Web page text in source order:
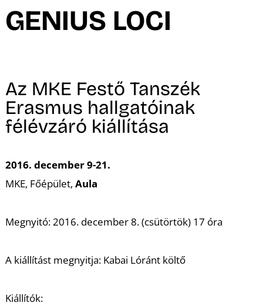
GENIUS LOCI
Az MKE Festő Tanszék
Erasmus hallgatóinak
félévzáró kiállítása
2016. december 9-21.
MKE, Főépület, Aula
Megnyitó: 2016. december 8. (csütörtök) 17 óra
A kiállítást megnyitja: Kabai Lóránt költő
Kiállítók: